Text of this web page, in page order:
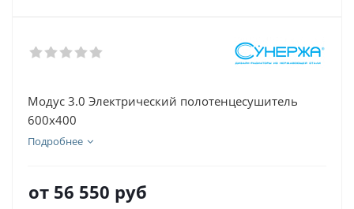
Модус 3.0 Электрический полотенцесушитель
600х400
Подробнее
от 56 550 руб